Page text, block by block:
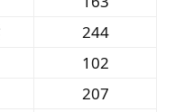
244
102
207